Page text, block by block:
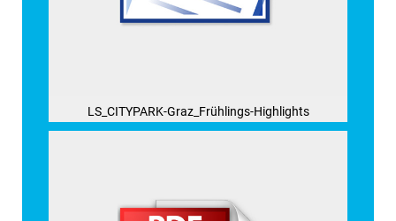
LS_CITYPARK-Graz_Frühlings-Highlights